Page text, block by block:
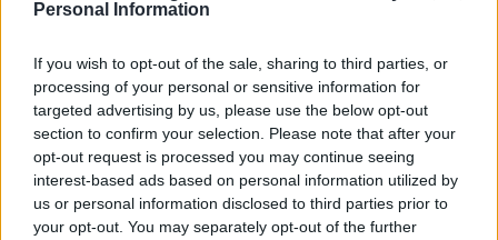
Personal Information
If you wish to opt-out of the sale, sharing to third parties, or
processing of your personal or sensitive information for
targeted advertising by us, please use the below opt-out
section to confirm your selection. Please note that after your
opt-out request is processed you may continue seeing
interest-based ads based on personal information utilized by
us or personal information disclosed to third parties prior to
your opt-out. You may separately opt-out of the further
sudocream.
0
gość
10-02-2022, 10:56:01
Sudocrem Odpowiedni dla każdego wieku i dla każdego